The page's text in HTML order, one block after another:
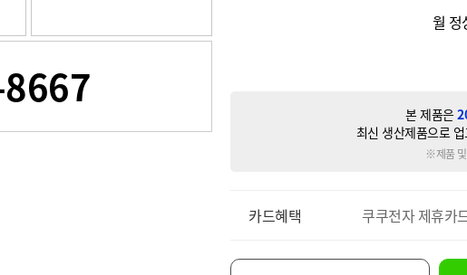
월 정
본 제품은
최신 생산제품으로 업
※제품
카드혜택 쿠쿠전자 제휴카